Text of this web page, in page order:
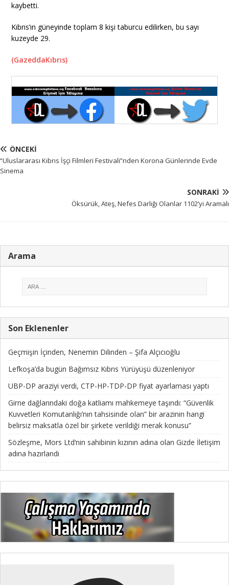
kaybetti.
Kıbrıs’ın güneyinde toplam 8 kişi taburcu edilirken, bu sayı
kuzeyde 29.
(GazeddaKıbrıs)
ÖNCEKI
“Uluslararası Kıbrıs İşçi Filmleri Festivali”nden Korona Günlerinde Evde
Sinema
SONRAKI
Öksürük, Ateş, Nefes Darlığı Olanlar 1102’yi Aramalı
Arama
Son Eklenenler
Geçmişin İçinden, Nenemin Dilinden – Şifa Alçıcıoğlu
Lefkoşa’da bugün Bağımsız Kıbrıs Yürüyüşü düzenleniyor
UBP-DP araziyi verdi, CTP-HP-TDP-DP fiyat ayarlaması yaptı
Girne dağlarındaki doğa katliamı mahkemeye taşındı: “Güvenlik
Kuvvetleri Komutanlığı’nın tahsisinde olan” bir arazinin hangi
belirsiz maksatla özel bir şirkete verildiği merak konusu”
Sözleşme, Mors Ltd’nin sahibinin kızının adına olan Gizde İletişim
adına hazırlandı